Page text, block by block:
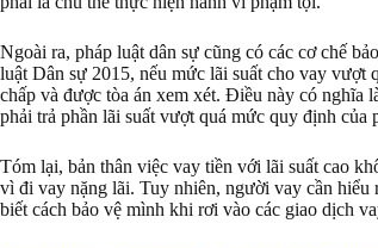
Ngoài ra, pháp luật dân sự cũng có các cơ chế
luật Dân sự 2015, nếu mức lãi suất cho vay vượt
chấp và được tòa án xem xét. Điều này có nghĩa
phải trả phần lãi suất vượt quá mức quy định của
Tóm lại, bản thân việc vay tiền với lãi suất cao
vì đi vay nặng lãi. Tuy nhiên, người vay cần hiểu
biết cách bảo vệ mình khi rơi vào các giao dịch